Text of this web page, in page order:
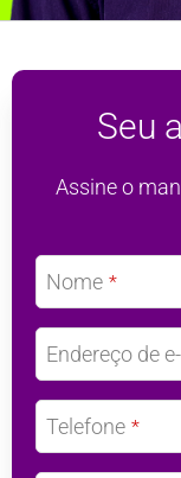
Seu
Assine o
Nome *
Endereço de
Telefone *